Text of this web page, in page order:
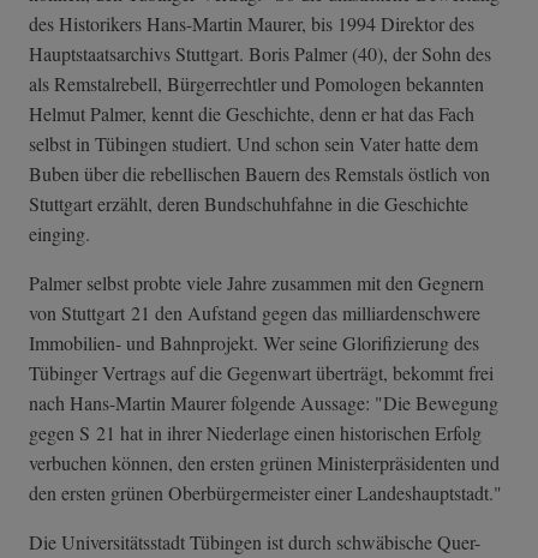
des Historikers Hans-Martin Maurer, bis 1994 Direktor des
Hauptstaatsarchivs Stuttgart. Boris Palmer (40), der Sohn des
als Remstalrebell, Bürgerrechtler und Pomologen bekannten
Helmut Palmer, kennt die Geschichte, denn er hat das Fach
selbst in Tübingen studiert. Und schon sein Vater hatte dem
Buben über die rebellischen Bauern des Remstals östlich von
Stuttgart erzählt, deren Bundschuhfahne in die Geschichte
einging.
Palmer selbst probte viele Jahre zusammen mit den Gegnern
von Stuttgart 21 den Aufstand gegen das milliardenschwere
Immobilien- und Bahnprojekt. Wer seine Glorifizierung des
Tübinger Vertrags auf die Gegenwart überträgt, bekommt frei
nach Hans-Martin Maurer folgende Aussage: "Die Bewegung
gegen S 21 hat in ihrer Niederlage einen historischen Erfolg
verbuchen können, den ersten grünen Ministerpräsidenten und
den ersten grünen Oberbürgermeister einer Landeshauptstadt."
Die Universitätsstadt Tübingen ist durch schwäbische Quer-